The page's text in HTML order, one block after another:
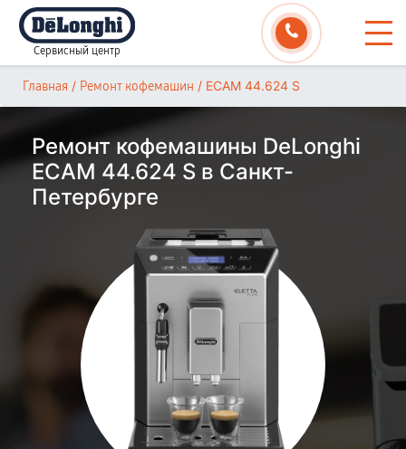
Сервисный центр
Главная / Ремонт кофемашин / ECAM 44.624 S
Ремонт кофемашины DeLonghi
ECAM 44.624 S в Санкт-
Петербурге